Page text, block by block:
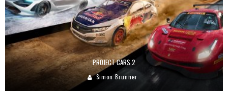
PROJECT CARS 2
Simon Brunner